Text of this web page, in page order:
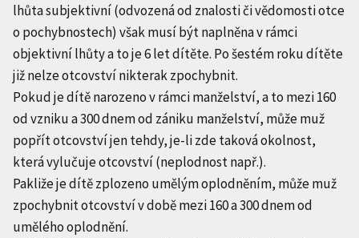
lhůta subjektivní (odvozená od znalosti či vědomosti otce
o pochybnostech) však musí být naplněna v rámci
objektivní lhůty a to je 6 let dítěte. Po šestém roku dítěte
již nelze otcovství nikterak zpochybnit.
Pokud je dítě narozeno v rámci manželství, a to mezi 160
od vzniku a 300 dnem od zániku manželství, může muž
popřít otcovství jen tehdy, je-li zde taková okolnost,
která vylučuje otcovství (neplodnost např.).
Pakliže je dítě zplozeno umělým oplodněním, může muž
zpochybnit otcovství v době mezi 160 a 300 dnem od
umělého oplodnění.